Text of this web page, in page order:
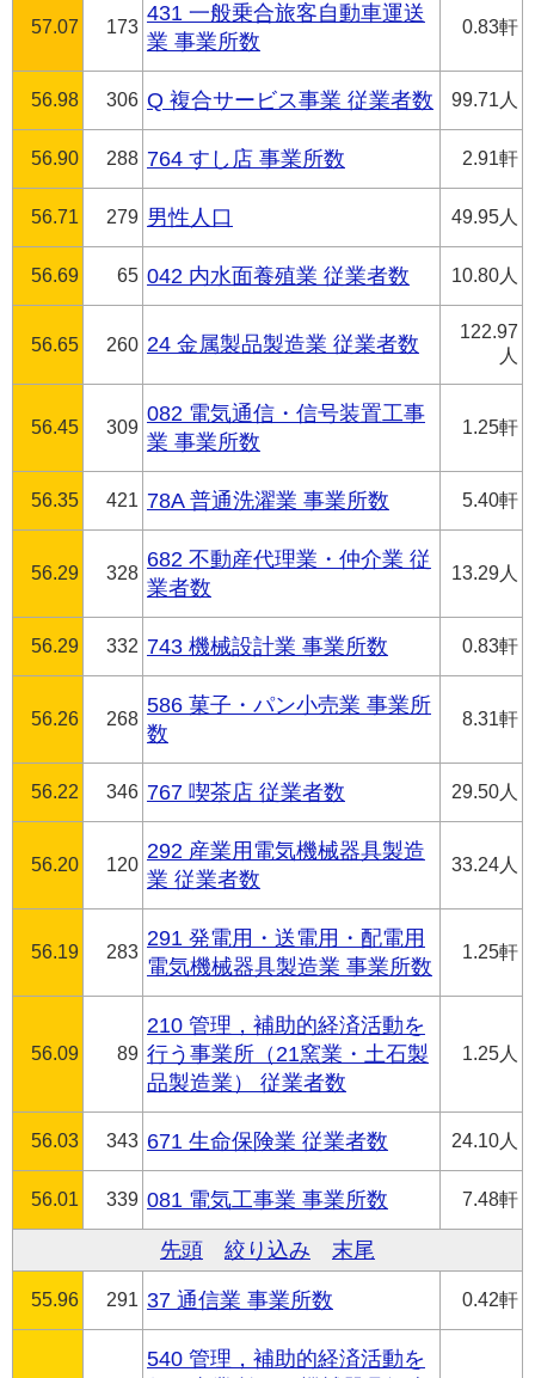
57.07 173
431 一般乗合旅客自動車運送
業 事業所数
0.83軒
56.98 306 Q 複合サービス事業 従業者数 99.71人
56.90 288 764 すし店 事業所数 2.91軒
56.71 279 男性人口 49.95人
56.69 65 042 内水面養殖業 従業者数 10.80人
56.65 260 24 金属製品製造業 従業者数
122.97
人
56.45 309
082 電気通信・信号装置工事
業 事業所数
1.25軒
56.35 421 78A 普通洗濯業 事業所数 5.40軒
56.29 328
682 不動産代理業・仲介業 従
業者数
13.29人
56.29 332 743 機械設計業 事業所数 0.83軒
56.26 268
586 菓子・パン小売業 事業所
数
8.31軒
56.22 346 767 喫茶店 従業者数 29.50人
56.20 120
292 産業用電気機械器具製造
業 従業者数
33.24人
56.19 283
291 発電用・送電用・配電用
電気機械器具製造業 事業所数
1.25軒
56.09 89
210 管理，補助的経済活動を
行う事業所（21窯業・土石製
品製造業） 従業者数
1.25人
56.03 343 671 生命保険業 従業者数 24.10人
56.01 339 081 電気工事業 事業所数 7.48軒
先頭 絞り込み 末尾
55.96 291 37 通信業 事業所数 0.42軒
540 管理，補助的経済活動を